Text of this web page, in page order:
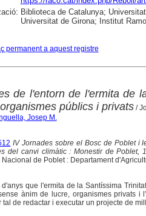
Biblioteca de Catalunya;
Universitat de Girona; Institut
permanent a aquest registre
de l'entorn de l'ermita de
públics i privats/
Josep M.
IV Jornades sobre el Bosc de Poblet i
del canvi climàtic : Monestir de Poblet,
Nacional de Poblet : Departament
d'anys que l'ermita de la Santíssima
ànim de lucre, organismes privats
tal de redactar i executar un projecte de